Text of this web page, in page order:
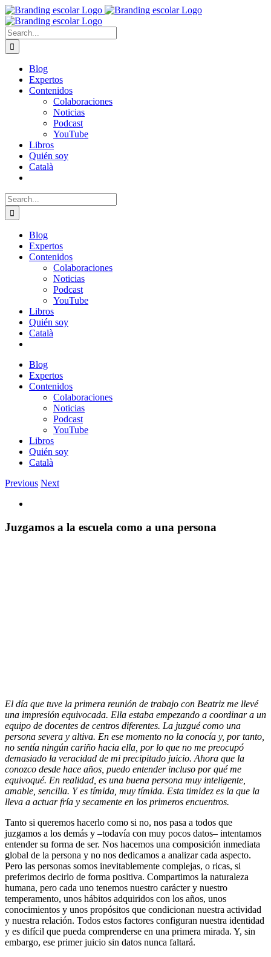
Skip
to
content
Search
for:
Blog
Expertos
Contenidos
Colaboraciones
Noticias
Podcast
YouTube
Libros
Quién soy
Català
Search
for:
Blog
Expertos
Contenidos
Colaboraciones
Noticias
Podcast
YouTube
Libros
Quién soy
Català
Blog
Expertos
Contenidos
Colaboraciones
Noticias
Podcast
YouTube
Libros
Quién soy
Català
Previous Next
Image
Juzgamos a la escuela como a una persona
El día que tuve la primera reunión de trabajo con Beatriz me llevé
una impresión equivocada. Ella estaba empezando a coordinar a un
equipo de docentes de centros diferentes. La juzgué como una
persona severa y altiva. En ese momento no la conocía y, por tanto,
no sentía ningún cariño hacia ella, por lo que no me preocupó
demasiado la veracidad de mi precipitado juicio. Ahora que la
conozco desde hace años, puedo entender incluso por qué me
equivoqué. En realidad, es una buena persona muy inteligente,
amable, sencilla. Y es tímida, muy tímida. Esta timidez es la que la
lleva a actuar fría y secamente en los primeros encuentros.
Tanto si queremos hacerlo como si no, nos pasa a todos que
juzgamos a los demás y –todavía con muy pocos datos– intentamos
entender su forma de ser. Nos hacemos una composición inmediata
global de la persona y no nos dedicamos a analizar cada aspecto.
Pero las personas somos inevitablemente complejas, o ricas, si
preferimos decirlo de forma positiva. Compartimos la naturaleza
humana, pero cada uno tenemos nuestro carácter y nuestro
temperamento, unos hábitos adquiridos con los años, unos
conocimientos y unos propósitos que condicionan nuestra actividad
y nuestra relación. Todos estos factores configuran nuestra identidad
y es difícil que pueda comprenderse en una primera mirada. Y, sin
embargo, ese primer juicio sin datos nunca faltará.